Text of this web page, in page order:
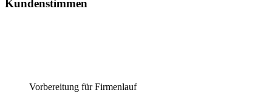
Kundenstimmen
Vorbereitung für Firmenlauf